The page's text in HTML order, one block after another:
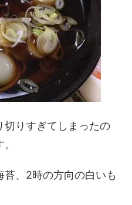
切りすぎてしまったの
、2時の方向の白いも